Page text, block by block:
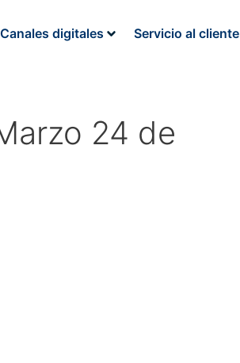
Canales digitales Servicio al cliente
24 de